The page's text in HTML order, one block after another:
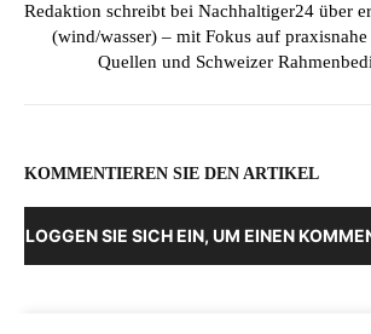
Redaktion schreibt bei Nachhaltiger24 über
(wind/wasser) – mit Fokus auf
Quellen und Schweizer
KOMMENTIEREN SIE DEN ARTIKEL
LOGGEN SIE SICH EIN, UM EINEN